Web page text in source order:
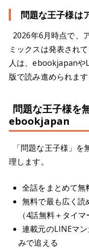
問題な王子様は
2026年6月時点で、
ミックスは発表され
人は、ebookjapanや
版で読み進められます
問題な王子様を
ebookjapan
「問題な王子様」
理します。
全話をまとめて無
無料で最も広く
（4話無料＋タイマ
連載元のLINEマ
みで追える